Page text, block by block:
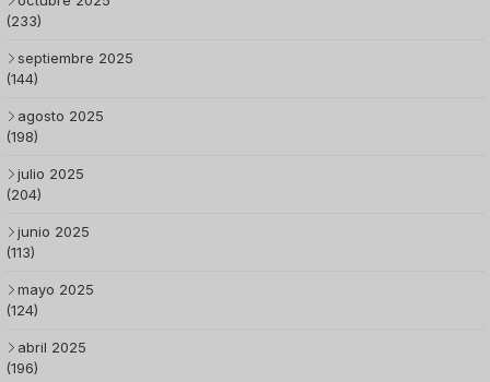
(233)
septiembre 2025
(144)
agosto 2025
(198)
julio 2025
(204)
junio 2025
(113)
mayo 2025
(124)
abril 2025
(196)